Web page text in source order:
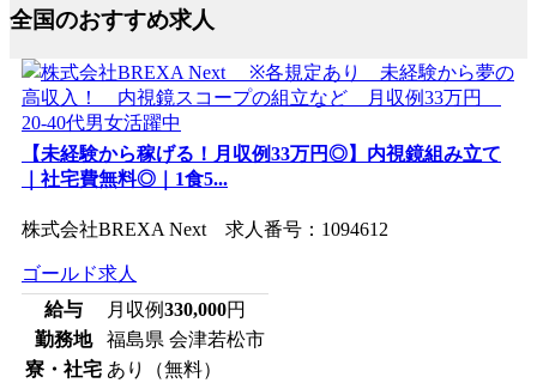
全国のおすすめ求人
【未経験から稼げる！月収例33万円◎】内視鏡組み立て
｜社宅費無料◎｜1食5...
株式会社BREXA Next 求人番号：1094612
ゴールド求人
給与
月収例330,000円
勤務地
福島県 会津若松市
寮・社宅 あり（無料）